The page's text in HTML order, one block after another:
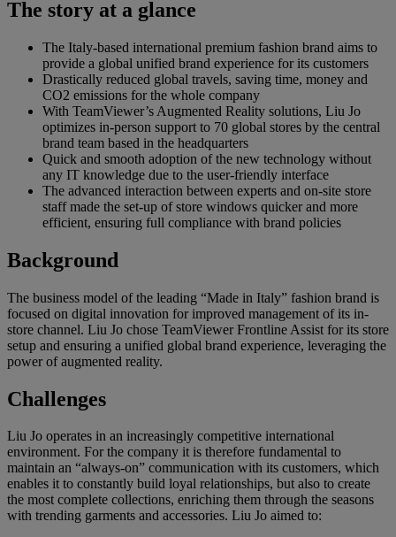
The story at a glance
The Italy-based international premium fashion brand aims to
provide a global unified brand experience for its customers
Drastically reduced global travels, saving time, money and
CO2 emissions for the whole company
With TeamViewer’s Augmented Reality solutions, Liu Jo
optimizes in-person support to 70 global stores by the central
brand team based in the headquarters
Quick and smooth adoption of the new technology without
any IT knowledge due to the user-friendly interface
The advanced interaction between experts and on-site store
staff made the set-up of store windows quicker and more
efficient, ensuring full compliance with brand policies
Background
The business model of the leading “Made in Italy” fashion brand is
focused on digital innovation for improved management of its in-
store channel. Liu Jo chose TeamViewer Frontline Assist for its store
setup and ensuring a unified global brand experience, leveraging the
power of augmented reality.
Challenges
Liu Jo operates in an increasingly competitive international
environment. For the company it is therefore fundamental to
maintain an “always-on” communication with its customers, which
enables it to constantly build loyal relationships, but also to create
the most complete collections, enriching them through the seasons
with trending garments and accessories. Liu Jo aimed to: